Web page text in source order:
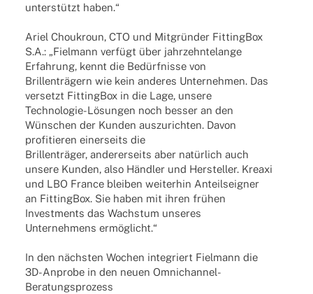
unter­stützt haben.“
Ariel Chou­kroun, CTO und Mitgrün­der Fitting­Box
S.A.: „Fiel­mann verfügt über jahr­zehn­te­lange
Erfah­rung, kennt die Bedürf­nisse von
Bril­len­trä­gern wie kein ande­res Unter­neh­men. Das
versetzt Fitting­Box in die Lage, unsere
Tech­­no­­lo­­gie-Lösun­­gen noch besser an den
Wünschen der Kunden auszu­rich­ten. Davon
profi­tie­ren einer­seits die
Bril­len­trä­ger, ande­rer­seits aber natür­lich auch
unsere Kunden, also Händ­ler und Herstel­ler. Kreaxi
und LBO France blei­ben weiter­hin Anteils­eig­ner
an Fitting­Box. Sie haben mit ihren frühen
Invest­ments das Wachs­tum unse­res
Unter­neh­mens ermöglicht.“
In den nächs­ten Wochen inte­griert Fiel­mann die
3D-Anprobe in den neuen Omnichannel-
Beratungsprozess